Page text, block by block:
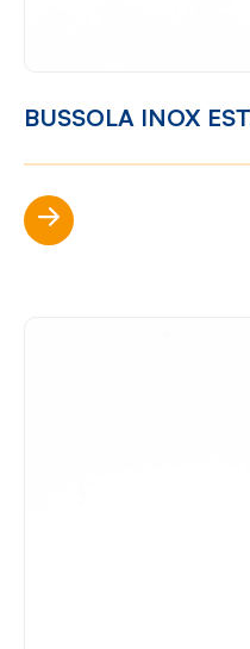
BUSSOLA INOX
Scopri di più